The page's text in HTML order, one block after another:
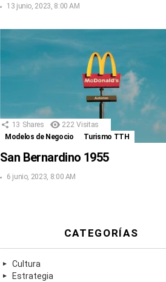
13 junio, 2023, 8:00 AM
13 Shares 222 Visitas
Modelos de Negocio
Turismo TTH
San Bernardino 1955
6 junio, 2023, 8:00 AM
CATEGORÍAS
Cultura
Estrategia